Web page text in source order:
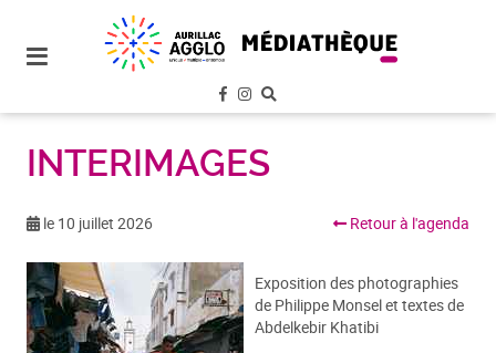
site
INTERIMAGES
le 10 juillet 2026 Retour à l'agenda
Exposition des photographies
de Philippe Monsel et textes de
Abdelkebir Khatibi